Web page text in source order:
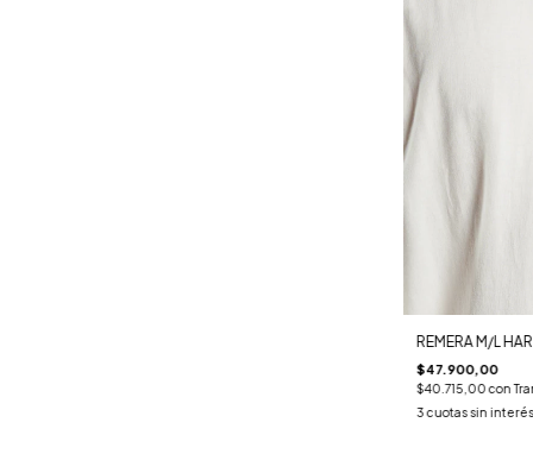
REMERA M/L
$47.900,00
$40.715,00con
3 cuotas sin